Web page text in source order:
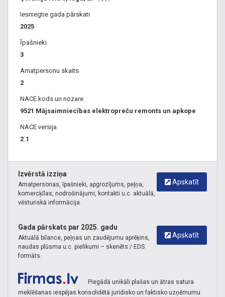
Biroja un datortehnikas apkalpošana, datortehnikas
apkalpošana, datoru remonts, datoru komplektēšana, datoru
profilakse, Samsung.
Veļas mašīnu remonts Imanta
Putekļu sūcēju remonts Imanta
Imanta
Iesniegtie gada pārskati
2025
Īpašnieki
3
Amatpersonu skaits
2
NACE kods un nozare
9521 Mājsaimniecības elektropreču remonts un apkope
NACE versija
2.1
Apskatīt
Izvērstā izziņa
Amatpersonas, īpašnieki, apgrozījums, peļņa,
komercķīlas, nodrošinājumi, kontakti u.c. aktuālā,
vēsturiskā informācija.
Apskatīt
Gada pārskats par 2025. gadu
Aktuālā bilance, peļņas un zaudējumu aprēķins,
naudas plūsma u.c. pielikumi – skenēts / EDS
formāts.
Piegādā unikāli plašas un ātras satura
meklēšanas iespējas konsolidētā juridisko un faktisko uzņēmumu